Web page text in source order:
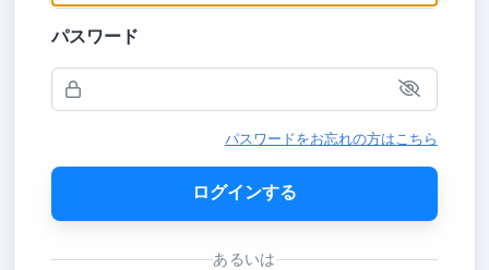
パスワード
パスワードをお忘れの方はこちら
ログインする
あるいは